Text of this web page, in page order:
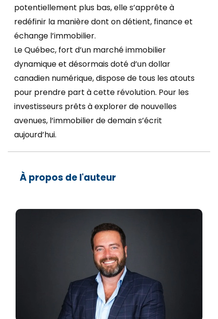
potentiellement plus bas, elle s’apprête à
redéfinir la manière dont on détient, finance et
échange l’immobilier.
Le Québec, fort d’un marché immobilier
dynamique et désormais doté d’un dollar
canadien numérique, dispose de tous les atouts
pour prendre part à cette révolution. Pour les
investisseurs prêts à explorer de nouvelles
avenues, l’immobilier de demain s’écrit
aujourd’hui.
À propos de l'auteur